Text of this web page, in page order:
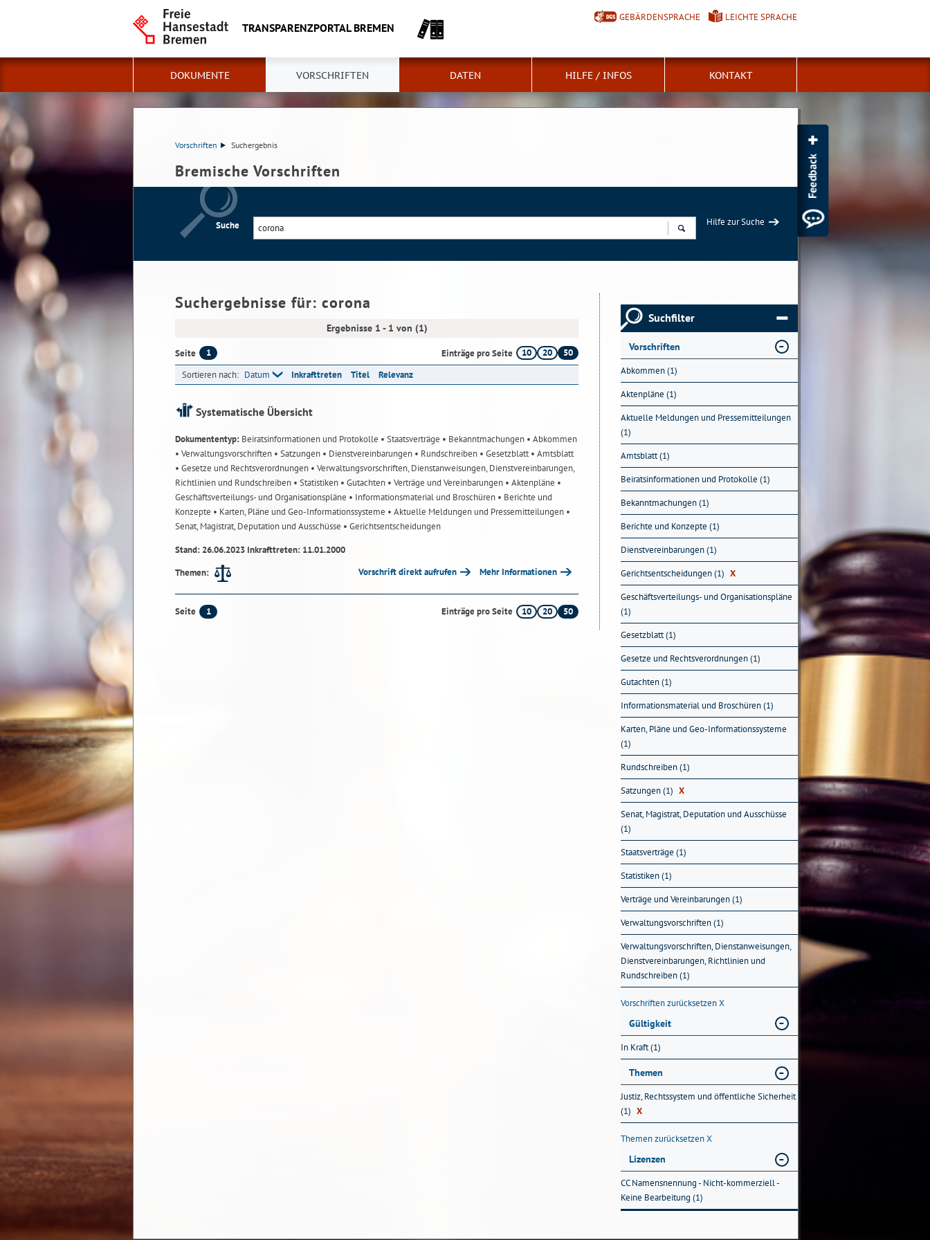
TRANSPARENZPORTAL BREMEN
GEBÄRDENSPRACHE LEICHTE SPRACHE
DOKUMENTE VORSCHRIFTEN DATEN HILFE / INFOS KONTAKT
Vorschriften Suchergebnis
Bremische Vorschriften
Suche
Hilfe zur Suche
Suchergebnisse für: corona
Ergebnisse 1 - 1 von (1)
Seite 1 Einträge pro Seite 10 20
50
Sortieren nach: Datum Inkrafttreten Titel Relevanz
Systematische Übersicht
Dokumententyp: Beiratsinformationen und Protokolle • Staatsverträge • Bekanntmachungen • Abkommen
• Verwaltungsvorschriften • Satzungen • Dienstvereinbarungen • Rundschreiben • Gesetzblatt• Amtsblatt
• Gesetze und Rechtsverordnungen • Verwaltungsvorschriften, Dienstanweisungen, Dienstvereinbarungen,
Richtlinien und Rundschreiben • Statistiken • Gutachten • Verträge und Vereinbarungen • Aktenpläne •
Geschäftsverteilungs- und Organisationspläne • Informationsmaterial und Broschüren • Berichte und
Konzepte • Karten, Pläne und Geo-Informationssysteme • Aktuelle Meldungen und Pressemitteilungen •
Senat, Magistrat, Deputation und Ausschüsse • Gerichtsentscheidungen
Stand: 26.06.2023 Inkrafttreten: 11.01.2000
Themen:
Vorschrift direkt aufrufen Mehr Informationen
Seite 1 Einträge pro Seite 10 20 50
Suchfilter
Vorschriften
Abkommen (1)
Aktenpläne (1)
Aktuelle Meldungen und Pressemitteilungen
(1)
Amtsblatt (1)
Beiratsinformationen und Protokolle (1)
Bekanntmachungen (1)
Berichte und Konzepte (1)
Dienstvereinbarungen (1)
Gerichtsentscheidungen (1) X
Geschäftsverteilungs- und Organisationspläne
(1)
Gesetzblatt (1)
Gesetze und Rechtsverordnungen (1)
Gutachten (1)
Informationsmaterial und Broschüren (1)
Karten, Pläne und Geo-Informationssysteme
(1)
Rundschreiben (1)
Satzungen (1) X
Senat, Magistrat, Deputation und Ausschüsse
(1)
Staatsverträge (1)
Statistiken (1)
Verträge und Vereinbarungen (1)
Verwaltungsvorschriften (1)
Verwaltungsvorschriften, Dienstanweisungen,
Dienstvereinbarungen, Richtlinien und
Rundschreiben (1)
Vorschriften zurücksetzenX
Gültigkeit
In Kraft (1)
Themen
Justiz, Rechtssystem und öffentliche Sicherheit
(1) X
Themen zurücksetzenX
Lizenzen
CC Namensnennung - Nicht-kommerziell -
Keine Bearbeitung (1)